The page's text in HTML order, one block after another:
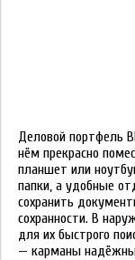
Деловой портфель
нём прекрасно
планшет или
папки, а удобные
сохранить
сохранности. В
для их быстрого
— карманы